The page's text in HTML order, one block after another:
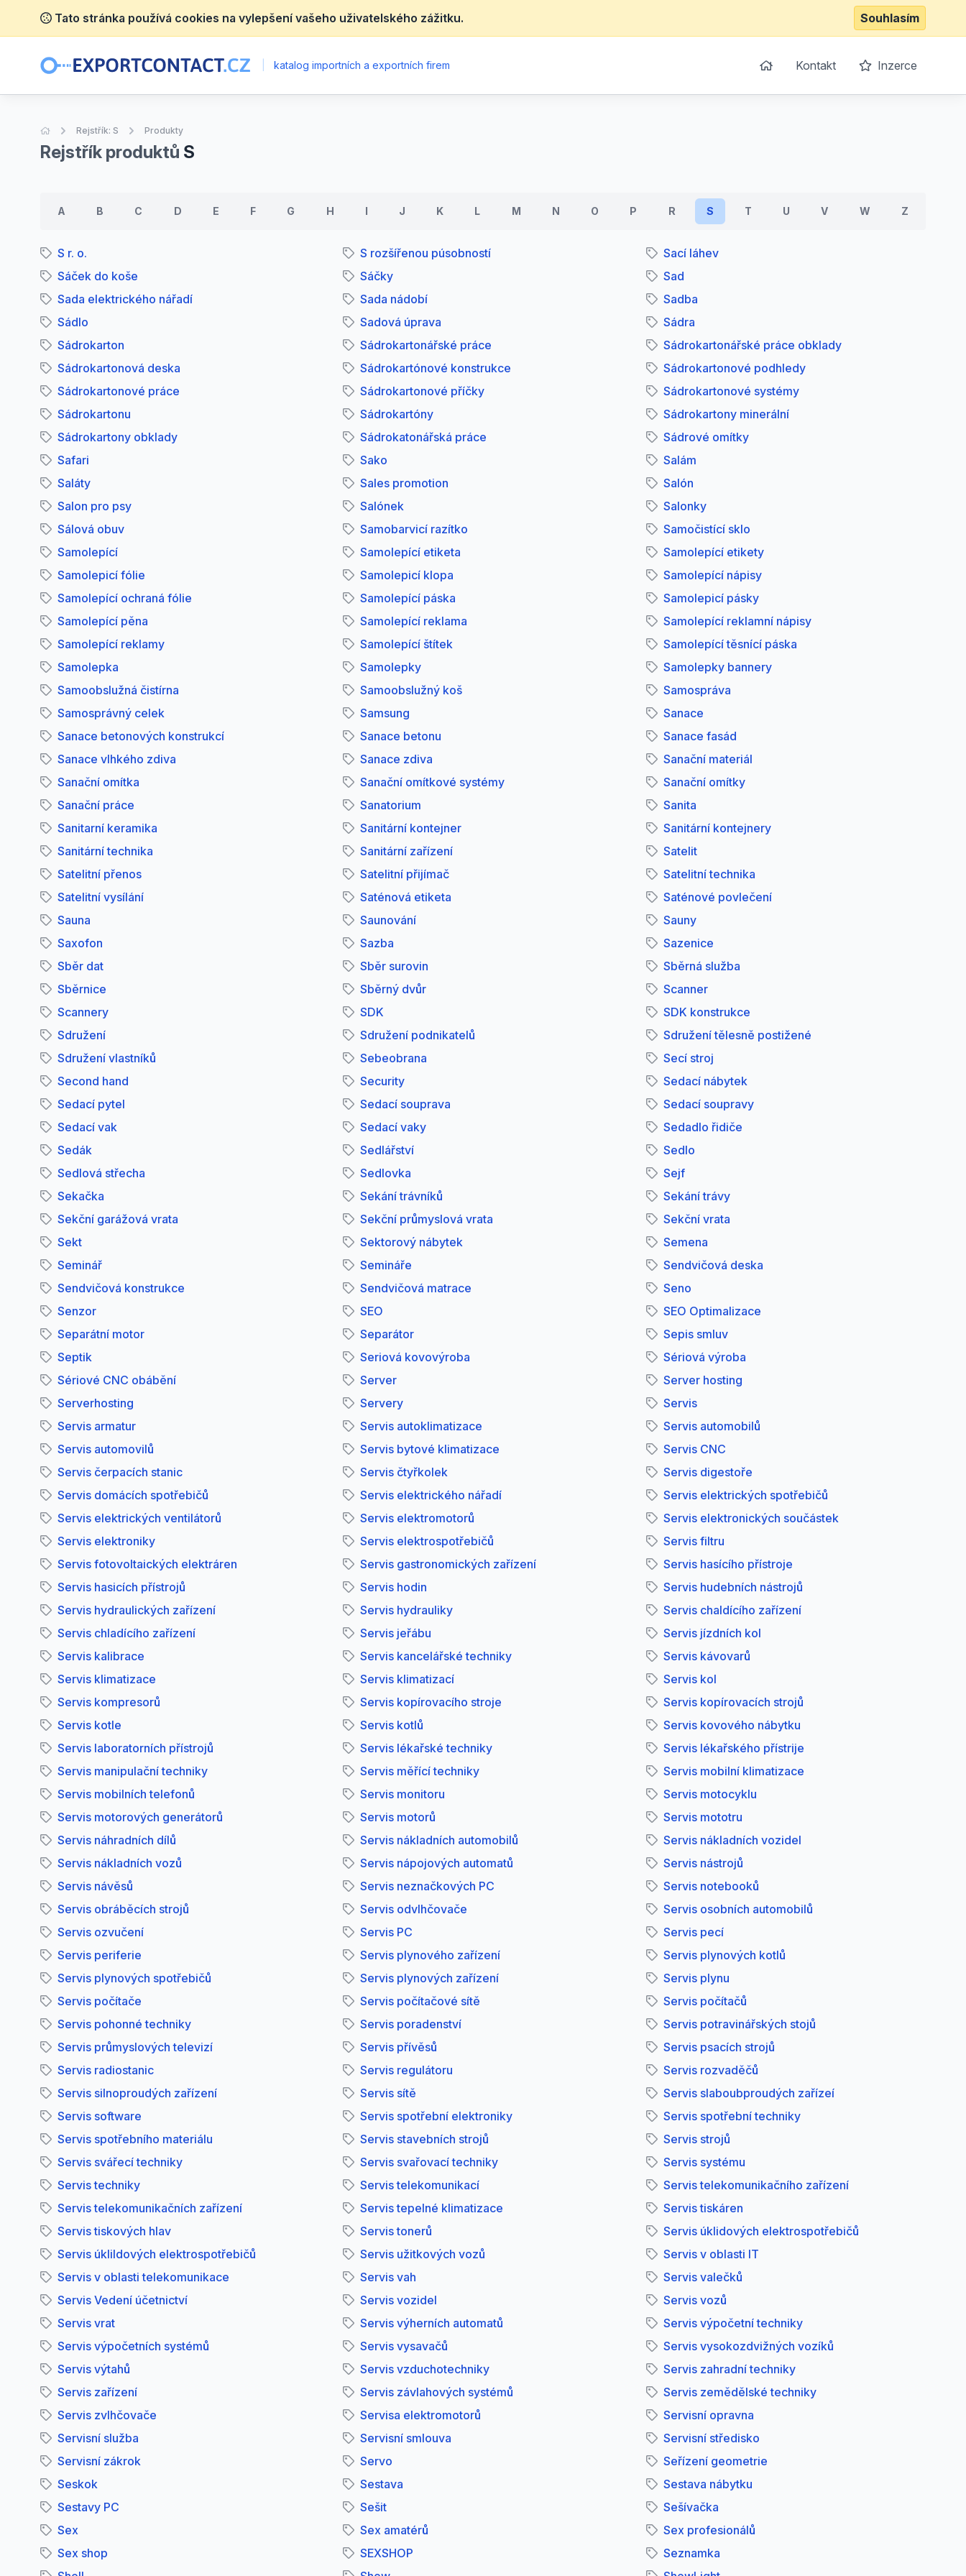
Tato stránka používá cookies na vylepšení vašeho uživatelského zážitku. Souhlasím
katalog importních a exportních firem Kontakt Inzerce
Úvodní stránka
Rejstřík: S Produkty
Rejstřík produktů S
A B C D E F G H I J K L M N O P R S T U V W Z
S r. o. S rozšířenou púsobností
Sací láhev
Sáček do koše
Sáčky
Sad
Sada elektrického nářadí
Sada nádobí
Sadba
Sádlo
Sadová úprava
Sádra
Sádrokarton
Sádrokartonářské práce
Sádrokartonářské práce obklady
Sádrokartonová deska
Sádrokartónové konstrukce
Sádrokartonové podhledy
Sádrokartonové práce
Sádrokartonové příčky
Sádrokartonové systémy
Sádrokartonu
Sádrokartóny
Sádrokartony minerální
Sádrokartony obklady
Sádrokatonářská práce
Sádrové omítky
Safari
Sako
Salám
Saláty
Sales promotion
Salón
Salon pro psy
Salónek
Salonky
Sálová obuv
Samobarvicí razítko
Samočistící sklo
Samolepící
Samolepící etiketa
Samolepící etikety
Samolepicí fólie
Samolepicí klopa
Samolepící nápisy
Samolepící ochraná fólie
Samolepící páska
Samolepicí pásky
Samolepící pěna
Samolepící reklama
Samolepící reklamní nápisy
Samolepící reklamy
Samolepící štítek
Samolepící těsnící páska
Samolepka
Samolepky
Samolepky bannery
Samoobslužná čistírna
Samoobslužný koš
Samospráva
Samosprávný celek
Samsung
Sanace
Sanace betonových konstrukcí
Sanace betonu
Sanace fasád
Sanace vlhkého zdiva
Sanace zdiva
Sanační materiál
Sanační omítka
Sanační omítkové systémy
Sanační omítky
Sanační práce
Sanatorium
Sanita
Sanitarní keramika
Sanitární kontejner
Sanitární kontejnery
Sanitární technika
Sanitární zařízení
Satelit
Satelitní přenos
Satelitní přijímač
Satelitní technika
Satelitní vysílání
Saténová etiketa
Saténové povlečení
Sauna
Saunování
Sauny
Saxofon
Sazba
Sazenice
Sběr dat
Sběr surovin
Sběrná služba
Sběrnice
Sběrný dvůr
Scanner
Scannery
SDK
SDK konstrukce
Sdružení
Sdružení podnikatelů
Sdružení tělesně postižené
Sdružení vlastníků
Sebeobrana
Secí stroj
Second hand
Security
Sedací nábytek
Sedací pytel
Sedací souprava
Sedací soupravy
Sedací vak
Sedací vaky
Sedadlo řidiče
Sedák
Sedlářství
Sedlo
Sedlová střecha
Sedlovka
Sejf
Sekačka
Sekání trávníků
Sekání trávy
Sekční garážová vrata
Sekční průmyslová vrata
Sekční vrata
Sekt
Sektorový nábytek
Semena
Seminář
Semináře
Sendvičová deska
Sendvičová konstrukce
Sendvičová matrace
Seno
Senzor
SEO
SEO Optimalizace
Separátní motor
Separátor
Sepis smluv
Septik
Seriová kovovýroba
Sériová výroba
Sériové CNC obábění
Server
Server hosting
Serverhosting
Servery
Servis
Servis armatur
Servis autoklimatizace
Servis automobilů
Servis automovilů
Servis bytové klimatizace
Servis CNC
Servis čerpacích stanic
Servis čtyřkolek
Servis digestoře
Servis domácích spotřebičů
Servis elektrického nářadí
Servis elektrických spotřebičů
Servis elektrických ventilátorů
Servis elektromotorů
Servis elektronických součástek
Servis elektroniky
Servis elektrospotřebičů
Servis filtru
Servis fotovoltaických elektráren
Servis gastronomických zařízení
Servis hasícího přístroje
Servis hasicích přístrojů
Servis hodin
Servis hudebních nástrojů
Servis hydraulických zařízení
Servis hydrauliky
Servis chaldícího zařízení
Servis chladícího zařízení
Servis jeřábu
Servis jízdních kol
Servis kalibrace
Servis kancelářské techniky
Servis kávovarů
Servis klimatizace
Servis klimatizací
Servis kol
Servis kompresorů
Servis kopírovacího stroje
Servis kopírovacích strojů
Servis kotle
Servis kotlů
Servis kovového nábytku
Servis laboratorních přístrojů
Servis lékařské techniky
Servis lékařského přístrije
Servis manipulační techniky
Servis měřící techniky
Servis mobilní klimatizace
Servis mobilních telefonů
Servis monitoru
Servis motocyklu
Servis motorových generátorů
Servis motorů
Servis mototru
Servis náhradních dílů
Servis nákladních automobilů
Servis nákladních vozidel
Servis nákladních vozů
Servis nápojových automatů
Servis nástrojů
Servis návěsů
Servis neznačkových PC
Servis notebooků
Servis obráběcích strojů
Servis odvlhčovače
Servis osobních automobilů
Servis ozvučení
Servis PC
Servis pecí
Servis periferie
Servis plynového zařízení
Servis plynových kotlů
Servis plynových spotřebičů
Servis plynových zařízení
Servis plynu
Servis počítače
Servis počítačové sítě
Servis počítačů
Servis pohonné techniky
Servis poradenství
Servis potravinářských stojů
Servis průmyslových televizí
Servis přívěsů
Servis psacích strojů
Servis radiostanic
Servis regulátoru
Servis rozvaděčů
Servis silnoproudých zařízení
Servis sítě
Servis slaboubproudých zařízeí
Servis software
Servis spotřební elektroniky
Servis spotřební techniky
Servis spotřebního materiálu
Servis stavebních strojů
Servis strojů
Servis svářecí techniky
Servis svařovací techniky
Servis systému
Servis techniky
Servis telekomunikací
Servis telekomunikačního zařízení
Servis telekomunikačních zařízení
Servis tepelné klimatizace
Servis tiskáren
Servis tiskových hlav
Servis tonerů
Servis úklidových elektrospotřebičů
Servis úklildových elektrospotřebičů
Servis užitkových vozů
Servis v oblasti IT
Servis v oblasti telekomunikace
Servis vah
Servis valečků
Servis Vedení účetnictví
Servis vozidel
Servis vozů
Servis vrat
Servis výherních automatů
Servis výpočetní techniky
Servis výpočetních systémů
Servis vysavačů
Servis vysokozdvižných vozíků
Servis výtahů
Servis vzduchotechniky
Servis zahradní techniky
Servis zařízení
Servis závlahových systémů
Servis zemědělské techniky
Servis zvlhčovače
Servisa elektromotorů
Servisní opravna
Servisní služba
Servisní smlouva
Servisní středisko
Servisní zákrok
Servo
Seřízení geometrie
Seskok
Sestava
Sestava nábytku
Sestavy PC
Sešit
Sešívačka
Sex
Sex amatérů
Sex profesionálů
Sex shop
SEXSHOP
Seznamka